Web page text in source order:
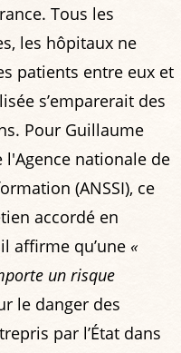
Tous les
les hôpitaux ne
patients entre eux et
s’emparerait des
Pour Guillaume
nationale de
(ANSSI), ce
accordé en
affirme qu’une «
un risque
le danger des
par l’État dans